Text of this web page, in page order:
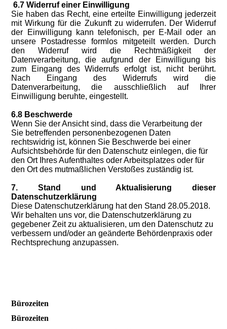
6.7 Widerruf einer Einwilligung
Sie haben das Recht, eine erteilte Einwilligung jederzeit
mit Wirkung für die Zukunft zu widerrufen. Der Widerruf
der Einwilligung kann telefonisch, per E-Mail oder an
unsere Postadresse formlos mitgeteilt werden. Durch
den Widerruf wird die Rechtmäßigkeit der
Datenverarbeitung, die aufgrund der Einwilligung bis
zum Eingang des Widerrufs erfolgt ist, nicht berührt.
Nach Eingang des Widerrufs wird die
Datenverarbeitung, die ausschließlich auf Ihrer
Einwilligung beruhte, eingestellt.
6.8 Beschwerde
Wenn Sie der Ansicht sind, dass die Verarbeitung der
Sie betreffenden personenbezogenen Daten
rechtswidrig ist, können Sie Beschwerde bei einer
Aufsichtsbehörde für den Datenschutz einlegen, die für
den Ort Ihres Aufenthaltes oder Arbeitsplatzes oder für
den Ort des mutmaßlichen Verstoßes zuständig ist.
7. Stand und Aktualisierung dieser
Datenschutzerklärung
Diese Datenschutzerklärung hat den Stand 28.05.2018.
Wir behalten uns vor, die Datenschutzerklärung zu
gegebener Zeit zu aktualisieren, um den Datenschutz zu
verbessern und/oder an geänderte Behördenpraxis oder
Rechtsprechung anzupassen.
Bürozeiten
Bürozeiten